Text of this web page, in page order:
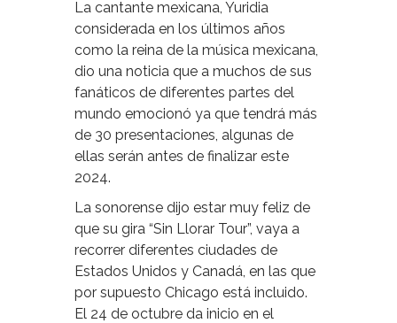
La cantante mexicana, Yuridia
considerada en los últimos años
como la reina de la música mexicana,
dio una noticia que a muchos de sus
fanáticos de diferentes partes del
mundo emocionó ya que tendrá más
de 30 presentaciones, algunas de
ellas serán antes de finalizar este
2024.
La sonorense dijo estar muy feliz de
que su gira “Sin Llorar Tour”, vaya a
recorrer diferentes ciudades de
Estados Unidos y Canadá, en las que
por supuesto Chicago está incluido.
El 24 de octubre da inicio en el